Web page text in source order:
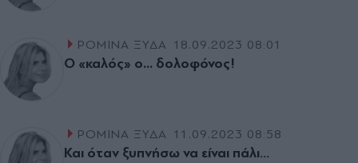
ΡΟΜΙΝΑ ΞΥΔΑ 18.09.2023 08:01
Ο «καλός» ο... δολοφόνος!
ΡΟΜΙΝΑ ΞΥΔΑ 11.09.2023 08:58
Και όταν ξυπνήσω να είναι πάλι…